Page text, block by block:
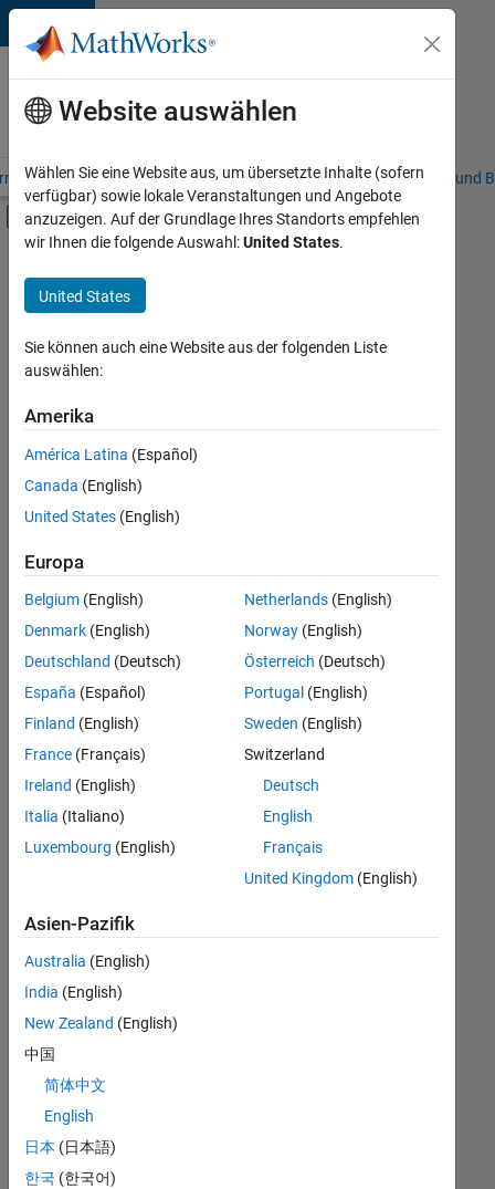
Weiter zum Inhalt
Karriere
bei
MathWorks
– Übersicht Stellensuche Niederlassungen Studierende und
Umschaltung für Off-Canvas-
Hauptinhalt
Customer Support
Sales Operations
Marketing Communications
Legal
+3
Derzeit
es
keine
offenen
Stellen,
Ihren
Suchkriterien
entsprechen.
können
die
Suchkriterien
weiter
fassen
oder
alle
Stellenangebote
anzeigen .
noch
keine
offenen
Stellen
können,
die
Ihren
entsprechen,
werden
Website auswählen
Wählen Sie eine Website aus, um übersetzte Inhalte (sofern
verfügbar) sowie lokale Veranstaltungen und Angebote
anzuzeigen. Auf der Grundlage Ihres Standorts empfehlen
wir Ihnen die folgende Auswahl:United States.
United States
Sie können auch eine Website aus der folgenden Liste
auswählen:
Amerika
América Latina (Español)
Canada (English)
United States (English)
Europa
Belgium (English)
Denmark (English)
Deutschland (Deutsch)
España (Español)
Finland (English)
France (Français)
Ireland (English)
Italia (Italiano)
Luxembourg (English)
Netherlands(English)
Norway(English)
Österreich (Deutsch)
Portugal (English)
Sweden (English)
Switzerland
Deutsch
English
Français
United Kingdom(English)
Asien-Pazifik
Australia (English)
India (English)
New Zealand (English)
中国
简体中文
English
日本 (日本語)
한국 (한국어)